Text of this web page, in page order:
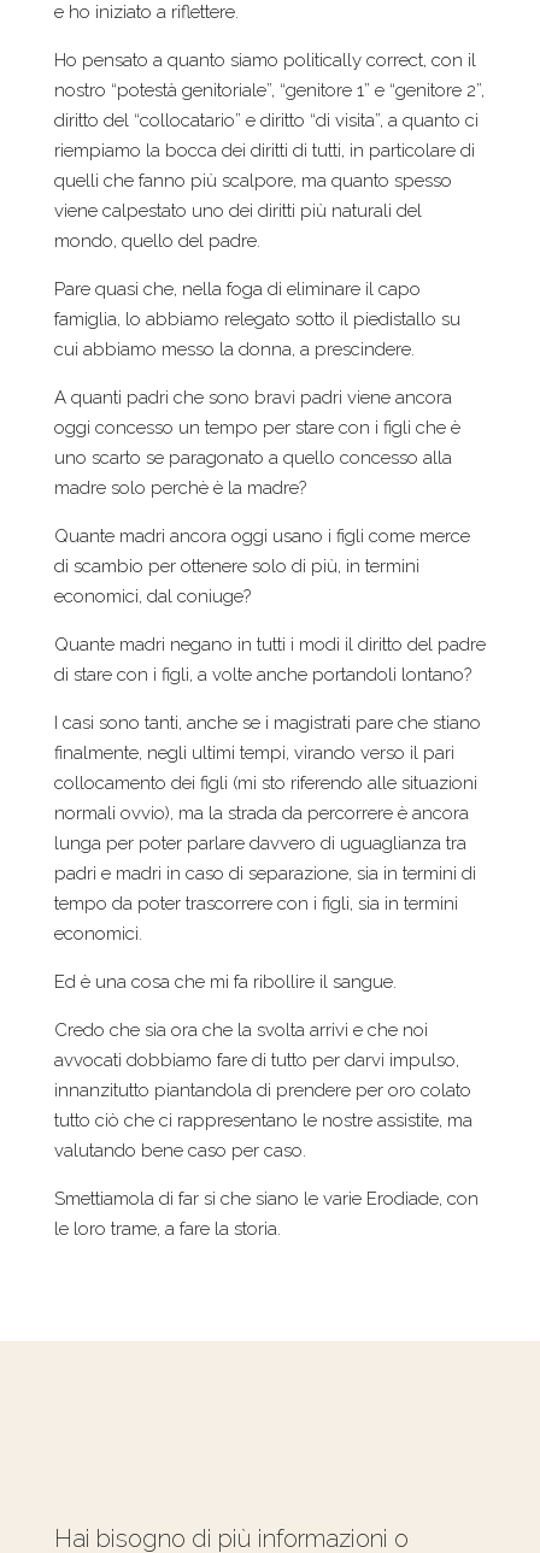
e ho iniziato a riflettere.
Ho pensato a quanto siamo politically correct, con il
nostro “potestà genitoriale”, “genitore 1” e “genitore 2”,
diritto del “collocatario” e diritto “di visita”, a quanto ci
riempiamo la bocca dei diritti di tutti, in particolare di
quelli che fanno più scalpore, ma quanto spesso
viene calpestato uno dei diritti più naturali del
mondo, quello del padre.
Pare quasi che, nella foga di eliminare il capo
famiglia, lo abbiamo relegato sotto il piedistallo su
cui abbiamo messo la donna, a prescindere.
A quanti padri che sono bravi padri viene ancora
oggi concesso un tempo per stare con i figli che è
uno scarto se paragonato a quello concesso alla
madre solo perchè è la madre?
Quante madri ancora oggi usano i figli come merce
di scambio per ottenere solo di più, in termini
economici, dal coniuge?
Quante madri negano in tutti i modi il diritto del padre
di stare con i figli, a volte anche portandoli lontano?
I casi sono tanti, anche se i magistrati pare che stiano
finalmente, negli ultimi tempi, virando verso il pari
collocamento dei figli (mi sto riferendo alle situazioni
normali ovvio), ma la strada da percorrere è ancora
lunga per poter parlare davvero di uguaglianza tra
padri e madri in caso di separazione, sia in termini di
tempo da poter trascorrere con i figli, sia in termini
economici.
Ed è una cosa che mi fa ribollire il sangue.
Credo che sia ora che la svolta arrivi e che noi
avvocati dobbiamo fare di tutto per darvi impulso,
innanzitutto piantandola di prendere per oro colato
tutto ciò che ci rappresentano le nostre assistite, ma
valutando bene caso per caso.
Smettiamola di far si che siano le varie Erodiade, con
le loro trame, a fare la storia.
Hai bisogno di più informazioni o